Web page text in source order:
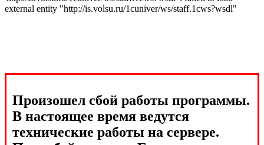
external entity "http://is.volsu.ru/1cuniver/ws/staff.1cws?wsdl"
Произошел сбой работы программы.
В настоящее время ведутся
технические работы на сервере.